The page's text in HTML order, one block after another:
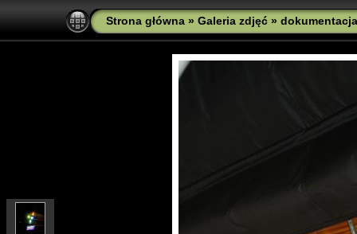
Strona główna » Galeria zdjęć » dokumentacja